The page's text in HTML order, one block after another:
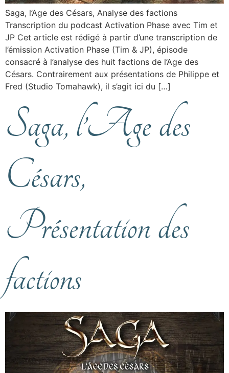
Saga, l’Age des Césars, Analyse des factions
Transcription du podcast Activation Phase avec Tim et
JP Cet article est rédigé à partir d’une transcription de
l’émission Activation Phase (Tim & JP), épisode
consacré à l’analyse des huit factions de l’Age des
Césars. Contrairement aux présentations de Philippe et
Fred (Studio Tomahawk), il s’agit ici du […]
Saga, l’Age des
Césars,
Présentation des
factions